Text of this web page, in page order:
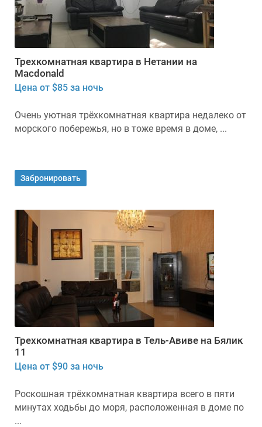
Трехкомнатная квартира в Нетании на
Macdonald
Цена от $85 за ночь
Очень уютная трёхкомнатная квартира недалеко от
морского побережья, но в тоже время в доме, ...
Забронировать
Трехкомнатная квартира в Тель-Авиве на Бялик
11
Цена от $90 за ночь
Роскошная трёхкомнатная квартира всего в пяти
минутах ходьбы до моря, расположенная в доме по
...